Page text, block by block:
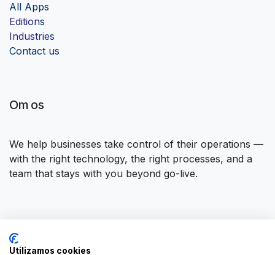
All Apps
Editions
Industries
Contact us
Om os
We help businesses take control of their operations —
with the right technology, the right processes, and a
team that stays with you beyond go-live.
Kontakt os
Utilizamos cookies